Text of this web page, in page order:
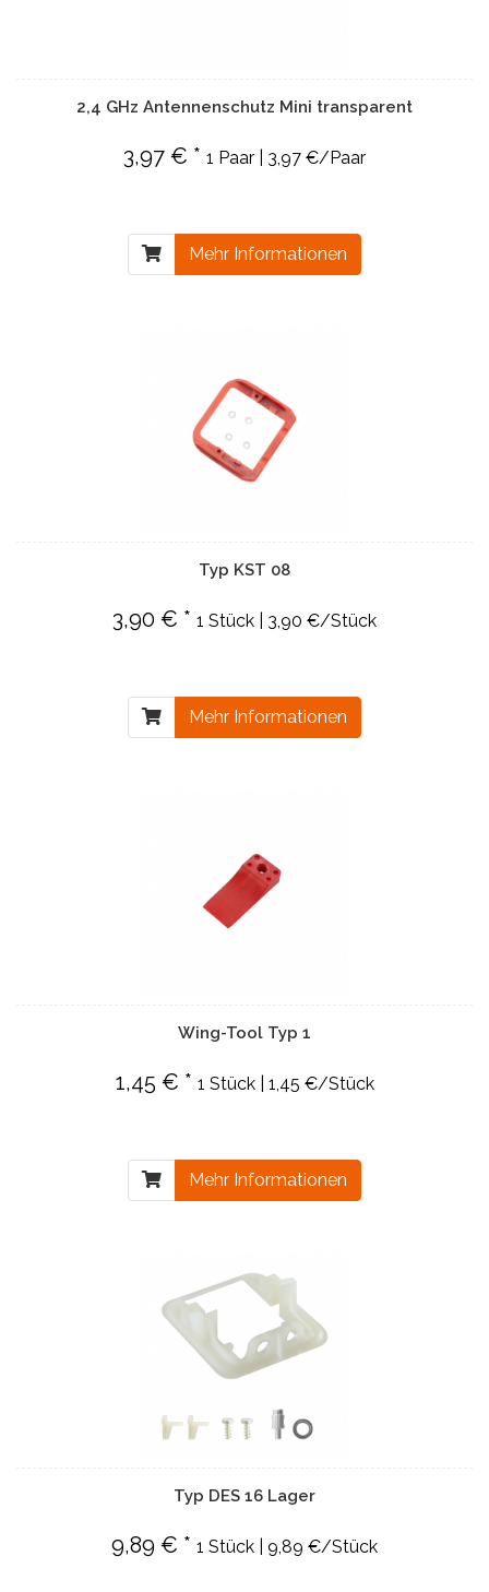
2,4 GHz Antennenschutz Mini transparent
3,97 € * 1 Paar | 3,97 €/Paar
Mehr Informationen
Typ KST 08
3,90 € * 1 Stück | 3,90 €/Stück
Mehr Informationen
Wing-Tool Typ 1
1,45 € * 1 Stück | 1,45 €/Stück
Mehr Informationen
Typ DES 16 Lager
9,89 € * 1 Stück | 9,89 €/Stück